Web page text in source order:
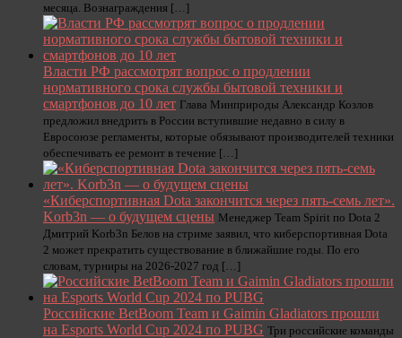
месяца. Вознаграждения […]
Власти РФ рассмотрят вопрос о продлении
нормативного срока службы бытовой техники и
смартфонов до 10 лет Глава Минприроды Александр Козлов
предложил внедрить в России вступившие недавно в силу в
Евросоюзе регламенты, которые обязывают производителей техники
обеспечивать ее ремонт в течение […]
«Киберспортивная Dota закончится через пять-семь лет».
Korb3n — о будущем сцены Менеджер Team Spirit по Dota 2
Дмитрий Korb3n Белов на стриме заявил, что киберспортивная Dota
2 может прекратить существование в ближайшие годы. По его
словам, турниры на 2026-2027 год […]
Российские BetBoom Team и Gaimin Gladiators прошли
на Esports World Cup 2024 по PUBG Три российские команды